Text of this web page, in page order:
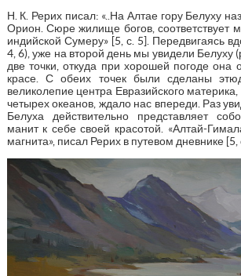
Н. К. Рерих писал: «..На Алтае гору Белуху
Орион. Сюре жилище богов, соответствует
индийской Сумеру» [5, с. 5]. Передвигаясь
4, 6), уже на второй день мы увидели Белуху
две точки, откуда при хорошей погоде она
красе. С обеих точек были сделаны
великолепие центра Евразийского
четырех океанов, ждало нас впереди. Раз
Белуха действительно представляет
манит к себе своей красотой. «Алтай-
магнита», писал Рерих в путевом дневнике [5,